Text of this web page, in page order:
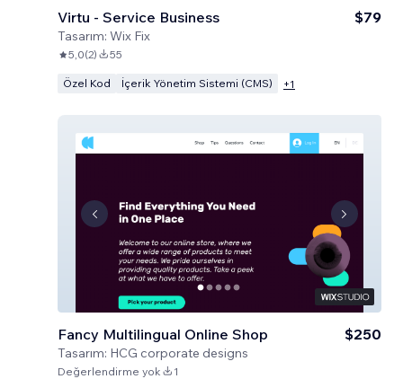
Virtu - Service Business
Tasarım: Wix Fix
$79
5,0(2) 55
Özel Kod İçerik Yönetim Sistemi (CMS) +1
Fancy Multilingual Online Shop
Tasarım: HCG corporate designs
$250
Değerlendirme yok 1